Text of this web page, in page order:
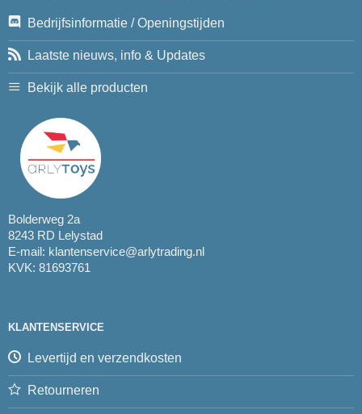
Bedrijfsinformatie / Openingstijden
Laatste nieuws, info & Updates
Bekijk alle producten
Bolderweg 2a
8243 RD Lelystad
E-mail: klantenservice@arlytrading.nl
KVK: 81693761
KLANTENSERVICE
Levertijd en verzendkosten
Retourneren